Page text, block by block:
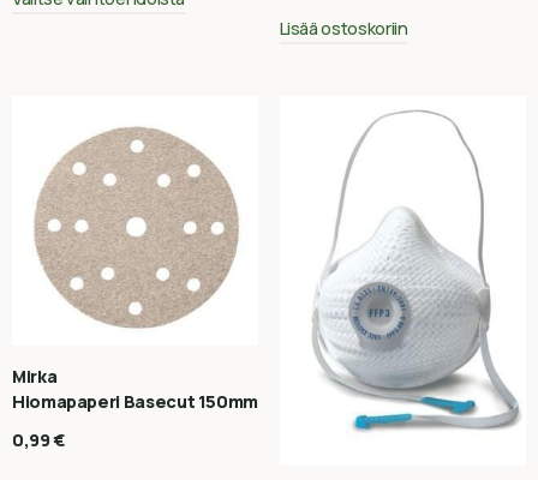
Lisää ostoskoriin
Mirka
Hiomapaperi Basecut 150mm
0,99€